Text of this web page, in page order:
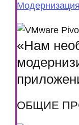
«Нам
ОБЩИЕ